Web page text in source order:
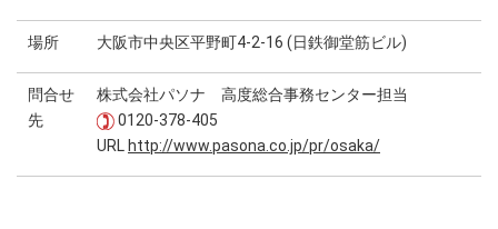
場所 大阪市中央区平野町4-2-16 (日鉄御堂筋ビル)
問合せ
先
株式会社パソナ 高度総合事務センター担当
0120-378-405
URL http://www.pasona.co.jp/pr/osaka/